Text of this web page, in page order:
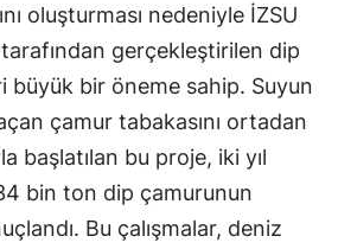
oluşturması nedeniyle İZSU
gerçekleştirilen dip
büyük bir öneme sahip. Suyun
çamur tabakasını ortadan
başlatılan bu proje, iki yıl
bin ton dip çamurunun
Bu çalışmalar, deniz